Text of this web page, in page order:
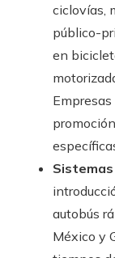
ciclovías,
público-
en
autobús
México y